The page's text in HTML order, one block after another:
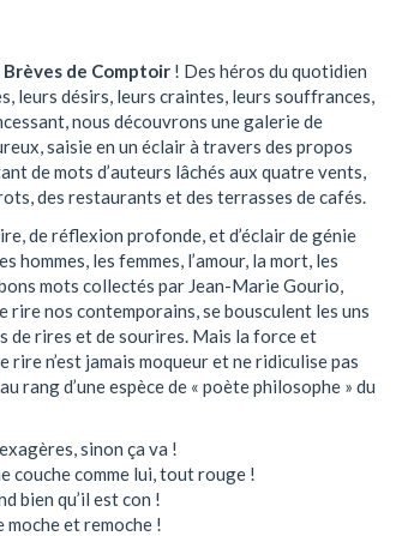
Brèves de Comptoir! Des héros du quotidien
leurs désirs, leurs craintes, leurs souffrances,
nous découvrons une galerie de
saisie en un éclair à travers des propos
de mots d’auteurs lâchés aux quatre vents,
des restaurants et des terrasses de cafés.
de réflexion profonde, et d’éclair de génie
hommes, les femmes, l’amour, la mort, les
mots collectés par Jean-Marie Gourio,
nos contemporains, se bousculent les uns
de rires et de sourires. Mais la force et
rire n’est jamais moqueur et ne ridiculise pas
rang d’une espèce de « poète philosophe » du
sinon ça va !
couche comme lui, tout rouge !
bien qu’il est con !
et remoche !